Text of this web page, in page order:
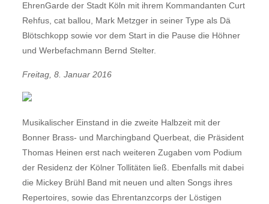
EhrenGarde der Stadt Köln mit ihrem Kommandanten Curt
Rehfus, cat ballou, Mark Metzger in seiner Type als Dä
Blötschkopp sowie vor dem Start in die Pause die Höhner
und Werbefachmann Bernd Stelter.
Freitag, 8. Januar 2016
Musikalischer Einstand in die zweite Halbzeit mit der
Bonner Brass- und Marchingband Querbeat, die Präsident
Thomas Heinen erst nach weiteren Zugaben vom Podium
der Residenz der Kölner Tollitäten ließ. Ebenfalls mit dabei
die Mickey Brühl Band mit neuen und alten Songs ihres
Repertoires, sowie das Ehrentanzcorps der Löstigen